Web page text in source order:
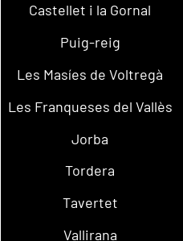
Castellet i la Gornal
Puig-reig
Les Masíes de Voltregà
Les Franqueses del Vallès
Jorba
Tordera
Tavertet
Vallirana